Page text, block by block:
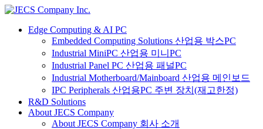
Edge Computing & AI PC
Embedded Computing Solutions 산업용 박스PC
Industrial MiniPC 산업용 미니PC
Industrial Panel PC 산업용 패널PC
Industrial Motherboard/Mainboard 산업용 메인보드
IPC Peripherals 산업용PC 주변 장치(재고한정)
R&D Solutions
About JECS Company
About JECS Company 회사 소개